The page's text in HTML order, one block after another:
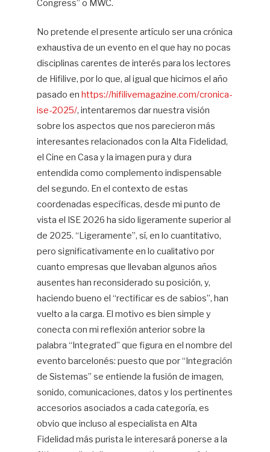
Congress” o MWC.
No pretende el presente artículo ser una crónica
exhaustiva de un evento en el que hay no pocas
disciplinas carentes de interés para los lectores
de Hifilive, por lo que, al igual que hicimos el año
pasado en https://hifilivemagazine.com/cronica-
ise-2025/, intentaremos dar nuestra visión
sobre los aspectos que nos parecieron más
interesantes relacionados con la Alta Fidelidad,
el Cine en Casa y la imagen pura y dura
entendida como complemento indispensable
del segundo. En el contexto de estas
coordenadas específicas, desde mi punto de
vista el ISE 2026 ha sido ligeramente superior al
de 2025. “Ligeramente”, sí, en lo cuantitativo,
pero significativamente en lo cualitativo por
cuanto empresas que llevaban algunos años
ausentes han reconsiderado su posición, y,
haciendo bueno el “rectificar es de sabios”, han
vuelto a la carga. El motivo es bien simple y
conecta con mi reflexión anterior sobre la
palabra “Integrated” que figura en el nombre del
evento barcelonés: puesto que por “Integración
de Sistemas” se entiende la fusión de imagen,
sonido, comunicaciones, datos y los pertinentes
accesorios asociados a cada categoría, es
obvio que incluso al especialista en Alta
Fidelidad más purista le interesará ponerse a la